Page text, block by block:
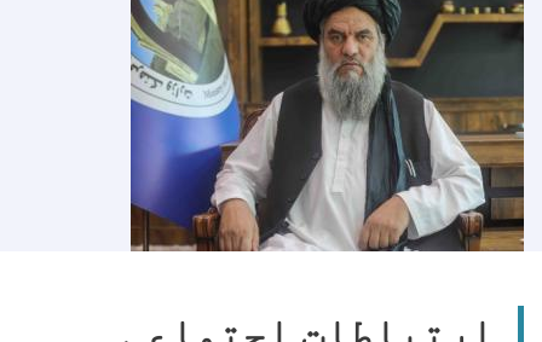
ارتباطات اجتماعی